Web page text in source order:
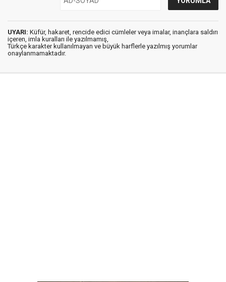
UYARI: Küfür, hakaret, rencide edici cümleler veya imalar, inançlara saldırı
içeren, imla kuralları ile yazılmamış,
Türkçe karakter kullanılmayan ve büyük harflerle yazılmış yorumlar
onaylanmamaktadır.